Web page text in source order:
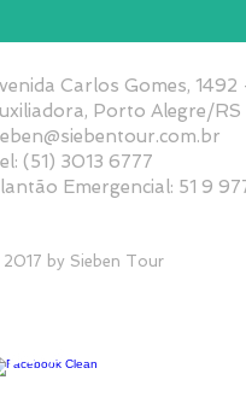
Carlos Gomes,
Porto Alegre/RS
(51) 3013 6777
Emergencial: 51 9
by Sieben Tour